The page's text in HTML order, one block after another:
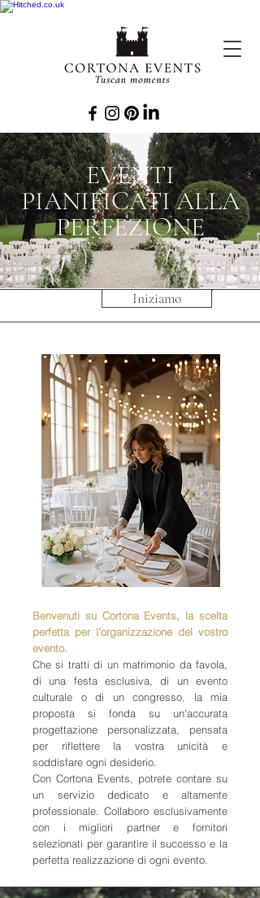
EVENTI
PIANIFICATI ALLA
PERFEZIONE
Iniziamo
Benvenuti su Cortona Events, la scelta
perfetta per l’organizzazione del vostro
evento.
Che si tratti di un matrimonio da favola,
di una festa esclusiva, di un evento
culturale o di un congresso, la mia
proposta si fonda su un’accurata
progettazione personalizzata, pensata
per riflettere la vostra unicità e
soddisfare ogni desiderio.
Con Cortona Events, potrete contare su
un servizio dedicato e altamente
professionale. Collaboro esclusivamente
con i migliori partner e fornitori
selezionati per garantire il successo e la
perfetta realizzazione di ogni evento.